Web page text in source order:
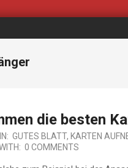
die besten
IN: GUTES BLATT, KARTEN
0 COMMENTS